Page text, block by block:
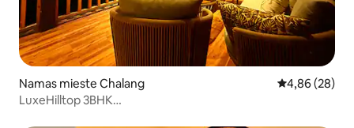
Namas mieste Chalang Vidutinis
4,86 (28)
LuxeHilltop 3BHK